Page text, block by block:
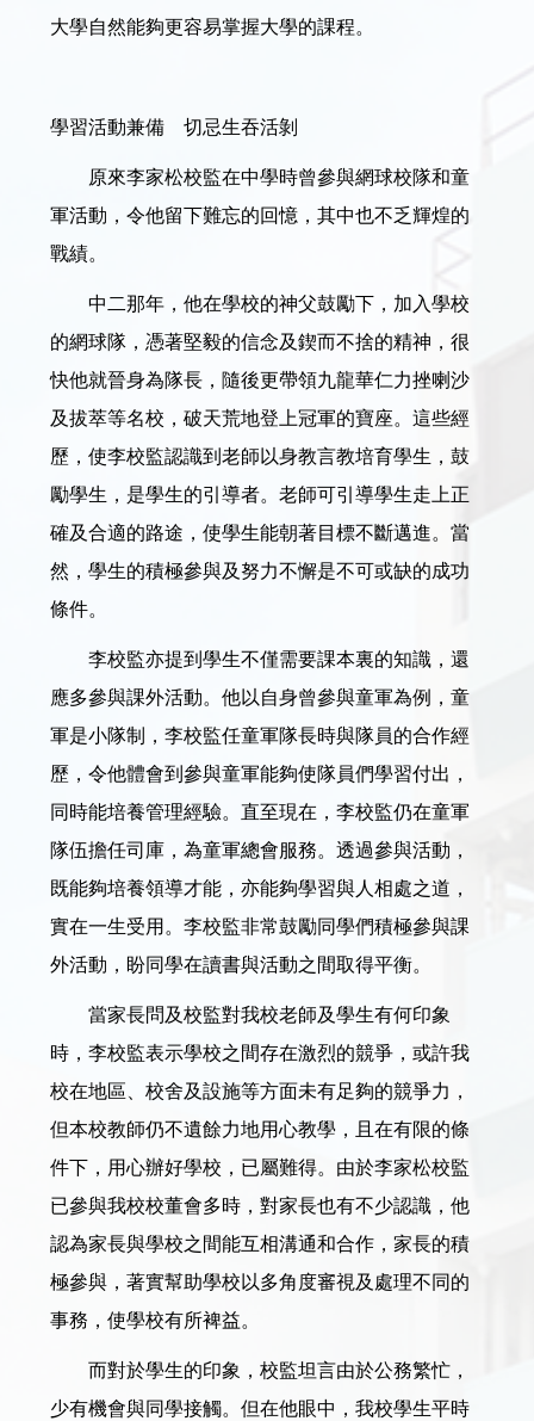
大學自然能夠更容易掌握大學的課程。
學習活動兼備 切忌生吞活剝
原來李家松校監在中學時曾參與網球校隊和童
軍活動，令他留下難忘的回憶，其中也不乏輝煌的
戰績。
中二那年，他在學校的神父鼓勵下，加入學校
的網球隊，憑著堅毅的信念及鍥而不捨的精神，很
快他就晉身為隊長，隨後更帶領九龍華仁力挫喇沙
及拔萃等名校，破天荒地登上冠軍的寶座。這些經
歷，使李校監認識到老師以身教言教培育學生，鼓
勵學生，是學生的引導者。老師可引導學生走上正
確及合適的路途，使學生能朝著目標不斷邁進。當
然，學生的積極參與及努力不懈是不可或缺的成功
條件。
李校監亦提到學生不僅需要課本裏的知識，還
應多參與課外活動。他以自身曾參與童軍為例，童
軍是小隊制，李校監任童軍隊長時與隊員的合作經
歷，令他體會到參與童軍能夠使隊員們學習付出，
同時能培養管理經驗。直至現在，李校監仍在童軍
隊伍擔任司庫，為童軍總會服務。透過參與活動，
既能夠培養領導才能，亦能夠學習與人相處之道，
實在一生受用。李校監非常鼓勵同學們積極參與課
外活動，盼同學在讀書與活動之間取得平衡。
當家長問及校監對我校老師及學生有何印象
時，李校監表示學校之間存在激烈的競爭，或許我
校在地區、校舍及設施等方面未有足夠的競爭力，
但本校教師仍不遺餘力地用心教學，且在有限的條
件下，用心辦好學校，已屬難得。由於李家松校監
已參與我校校董會多時，對家長也有不少認識，他
認為家長與學校之間能互相溝通和合作，家長的積
極參與，著實幫助學校以多角度審視及處理不同的
事務，使學校有所裨益。
而對於學生的印象，校監坦言由於公務繁忙，
少有機會與同學接觸。但在他眼中，我校學生平時